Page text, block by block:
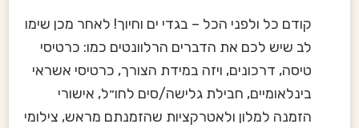
קודם כל ולפני הכל – בגדי ים וחיוך! לאחר מכן שימו
לב שיש לכם את הדברים הרלוונטים כמו: כרטיסי
טיסה, דרכונים, ויזה במידת הצורך, כרטיסי אשראי
בינלאומיים, חבילת גלישה/סים לחו״ל, אישורי
הזמנה למלון ולאטרקציות שהזמנתם מראש, צילומי